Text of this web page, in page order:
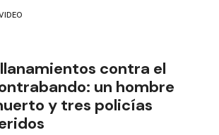
contra el
un hombre
y tres policías